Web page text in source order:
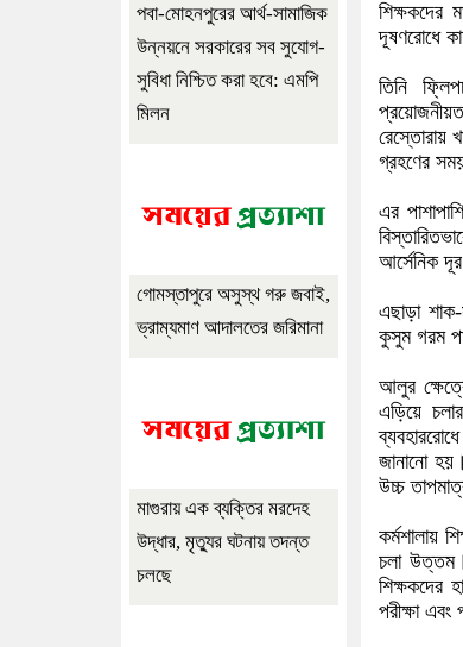
শিক্ষকদের
দূষণরোধে
তিনি
রেস্তোরায়
গ্রহণের
এর
আর্সেনিক
এছাড়া
কুসুম গরম
আলুর
এড়িয়ে
জানানো
উচ্চ
কর্মশালায়
চলা উত্তম।
শিক্ষকদের
পরীক্ষা
পবা-মোহনপুরের আর্থ-সামাজিক
উন্নয়নে সরকারের সব সুযোগ-
সুবিধা নিশ্চিত করা হবে: এমপি
মিলন
গোমস্তাপুরে অসুস্থ গরু জবাই,
ভ্রাম্যমাণ আদালতের জরিমানা
মাগুরায় এক ব্যক্তির মরদেহ
উদ্ধার, মৃত্যুর ঘটনায় তদন্ত
চলছে